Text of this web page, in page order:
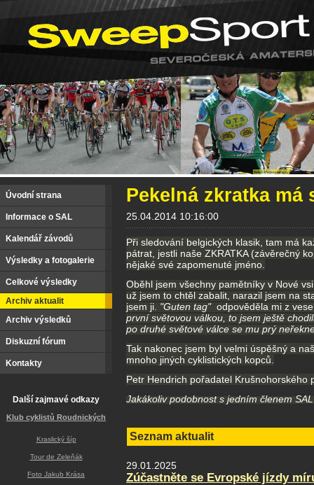
Úvodní strana
Informace o SAL
Kalendář závodů
Výsledky a fotogalerie
Celkové výsledky
Archiv aktualit
Archiv výsledků
Diskuzní fórum
Kontakty
Další zajmavé odkazy
Klub cyklistů Roudnických
Kraslický šíp
Tour de Zeleňák
Foto Jakub Krása
Pekelná zkratka má
25.04.2014 10:16:00
Při sledování belgických klasik, tam má
pátrat, jestli naše ZKRATKA (závěrečný
nějaké své zapomenuté jméno.
Oběhl jsem všechny pamětníky v Nové
už jsem to chtěl zabalit, narazil jsem na
jsem ji. "Guten tag"odpověděla mi z
první světovou válkou, to jsem ještě
po druhé světové válce se mu prý
Tak nakonec jsem byl velmi úspěšný a
mnoho jiných cyklistických kopců.
Petr Hendrich pořadatel Krušnohorského
Jakákoliv podobnost s jedním členem
Seznam aktualit
29.01.2025
Zúčastněte se Evropské jízdy